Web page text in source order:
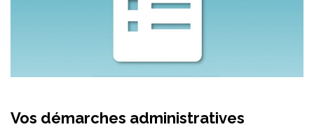
Vos démarches administratives